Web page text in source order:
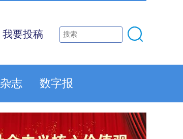
我要投稿
杂志 数字报